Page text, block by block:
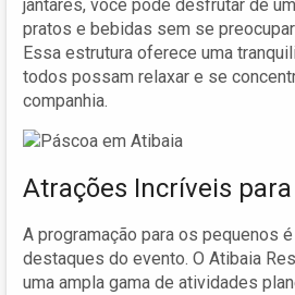
jantares, você pode desfrutar de
pratos e bebidas sem se
Essa estrutura oferece uma
todos possam relaxar e se
companhia.
Atrações Incríveis
A programação para os pequenos
destaques do evento. O Atibaia
uma ampla gama de atividades